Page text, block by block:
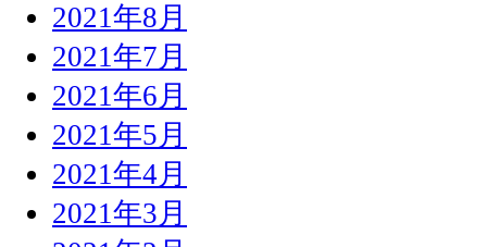
2021年8月
2021年7月
2021年6月
2021年5月
2021年4月
2021年3月